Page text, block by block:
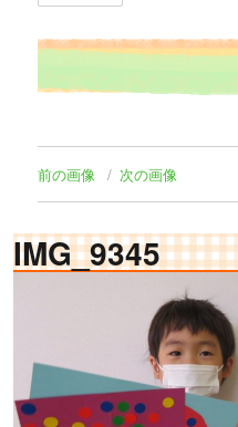
前の画像 次の画像
IMG_9345